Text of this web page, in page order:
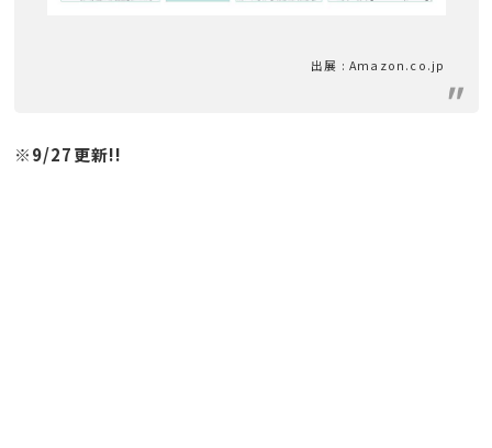
出展 : Amazon.co.jp
※9/27更新!!